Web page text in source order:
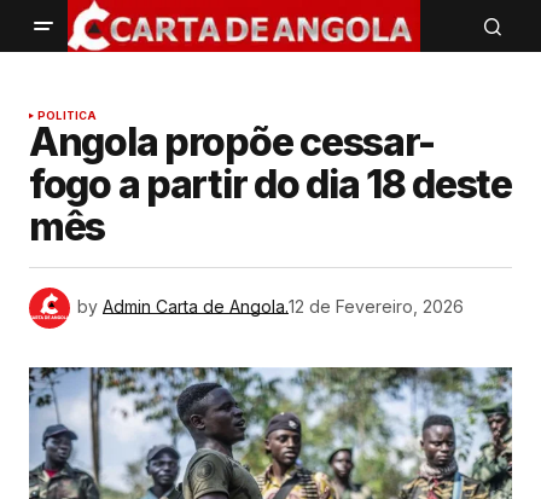
POLITICA
Angola propõe cessar-
fogo a partir do dia 18 deste
mês
by Admin Carta de Angola.12 de Fevereiro, 2026